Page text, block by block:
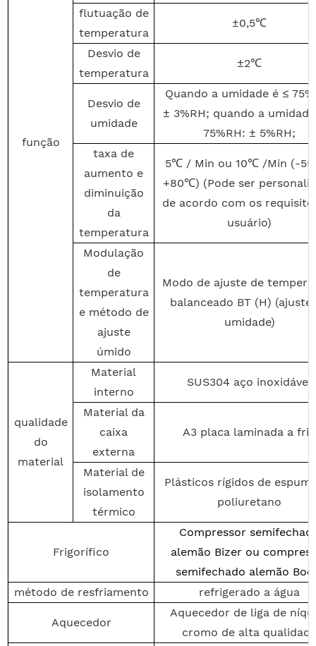
função
flutuação de
temperatura
±0,5℃
Desvio de
temperatura
±2℃
Desvio de
umidade
Quando a umidade é ≤
± 3%RH; quando a
75%RH: ± 5%RH;
taxa de
aumento e
diminuição
da
temperatura
5℃/ Min ou 10℃/Min (-55
+80℃) (Pode ser
de acordo com os
usuário)
Modulação
de
temperatura
e método de
ajuste
úmido
Modo de ajuste de
balanceado BT (H) (ajuste
umidade)
qualidade
do
material
Material
interno
SUS304 aço inoxidável
Material da
caixa
externa
A3 placa laminada a frio
Material de
isolamento
térmico
Plásticos rígidos de
poliuretano
Frigorífico
Compressor
alemão Bizer ou
semifechado alemão
método de resfriamento
refrigerado a água
Aquecedor
Aquecedor de liga de
cromo de alta qualidade